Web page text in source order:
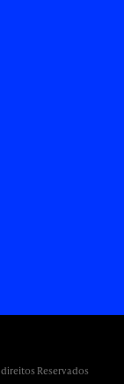
Reservados